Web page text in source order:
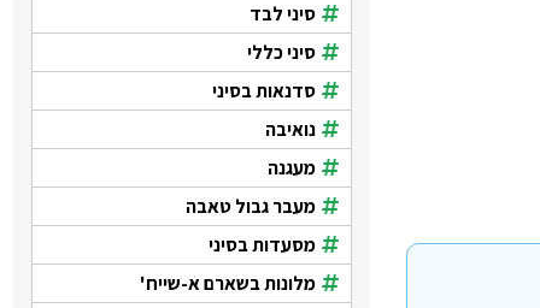
סיני לבד
סיני כללי
סדנאות בסיני
נואיבה
מעגנה
מעבר גבול טאבה
מסעדות בסיני
מלונות בשארם א-שייח'